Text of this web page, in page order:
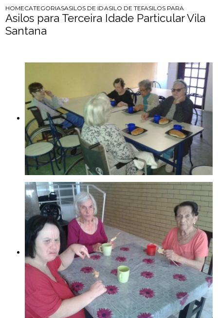
HOMECATEGORIASASILOS DE IDOSOSASILO DE TERCEIRA IDADE
ASILOS PARA
Asilos para Terceira Idade Particular Vila
Santana